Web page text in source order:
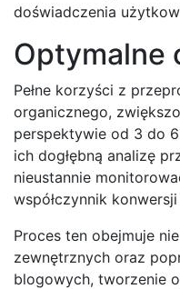
doświadczenia
Optymalne
Pełne korzyści z
organicznego,
perspektywie od 3 do
ich dogłębną analizę
nieustannie
współczynnik
Proces ten obejmuje
zewnętrznych oraz
blogowych, tworzenie